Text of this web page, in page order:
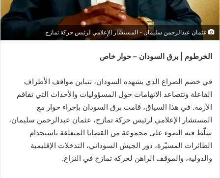
عثمان عبدالرحمن سليمان - المستشار الإعلامي لرئيس حركة تمازج
الخرطوم | برق السودان – حوار خاص
في خضم الصراع الذي يشهده السودان، تتباين مواقف الأطراف
الفاعلة وتتصاعد الاتهامات حول المسؤوليات والأحداث التي تفاقم
الأزمة. في هذا السياق، قامت برق السودان بإجراء حوار مع
المستشار الإعلامي لرئيس حركة تمازج، عثمان عبدالرحمن سليمان،
سلّط فيه الضوء على مجموعة من القضايا المتعلقة باستخدام
الطائرات المسيّرة، دور الجيش السوداني، التدخلات الإقليمية
والدولية، والموقف الراهن لحركة تمازج في النزاع.